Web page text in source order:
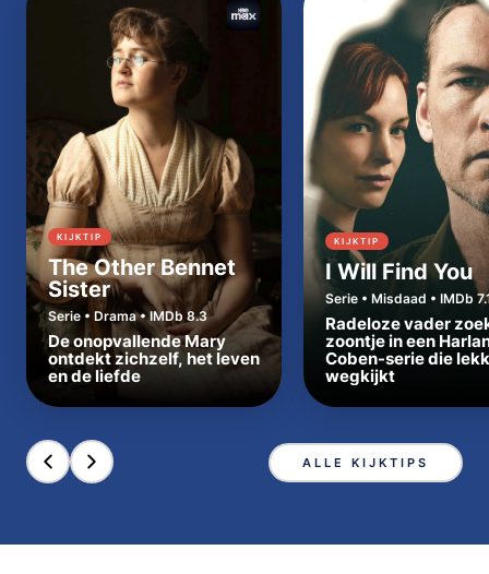
KIJKTIP
The Other Bennet
Sister
Serie • Drama • IMDb 8.3
De onopvallende Mary
ontdekt zichzelf, het leven
en de liefde
KIJKTIP
I Will Find You
Serie • Misdaad • IMDb
Radeloze vader
zoontje in een
Coben-serie die
wegkijkt
ALLE KIJKTIPS